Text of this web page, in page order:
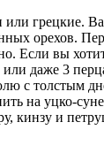
или грецкие.
орехов.
Если вы
или даже 3
с толстым
на уцко-
кинзу и